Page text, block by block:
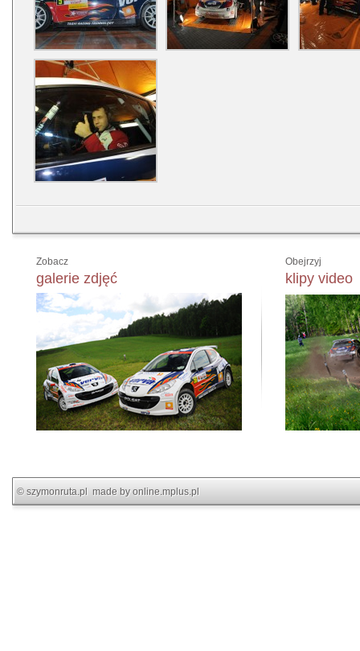
Zobacz
galerie zdjęć
Obejrzyj
klipy video
© szymonruta.pl made byonline.mplus.pl